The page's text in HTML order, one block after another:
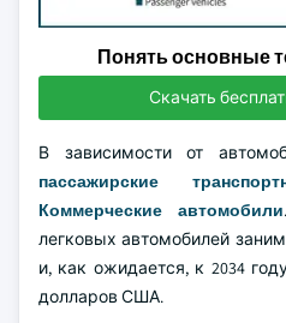
Понять основные
Скачать
В зависимости от
пассажирские
Коммерческие автомобили
легковых автомобилей
и, как ожидается, к 2034
долларов США.